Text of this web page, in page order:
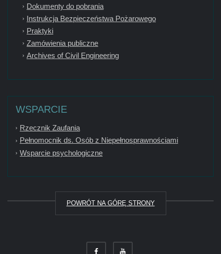
Dokumenty do pobrania
Instrukcja Bezpieczeństwa Pożarowego
Praktyki
Zamówienia publiczne
Archives of Civil Engineering
WSPARCIE
Rzecznik Zaufania
Pełnomocnik ds. Osób z Niepełnosprawnościami
Wsparcie psychologiczne
POWRÓT NA GÓRĘ STRONY